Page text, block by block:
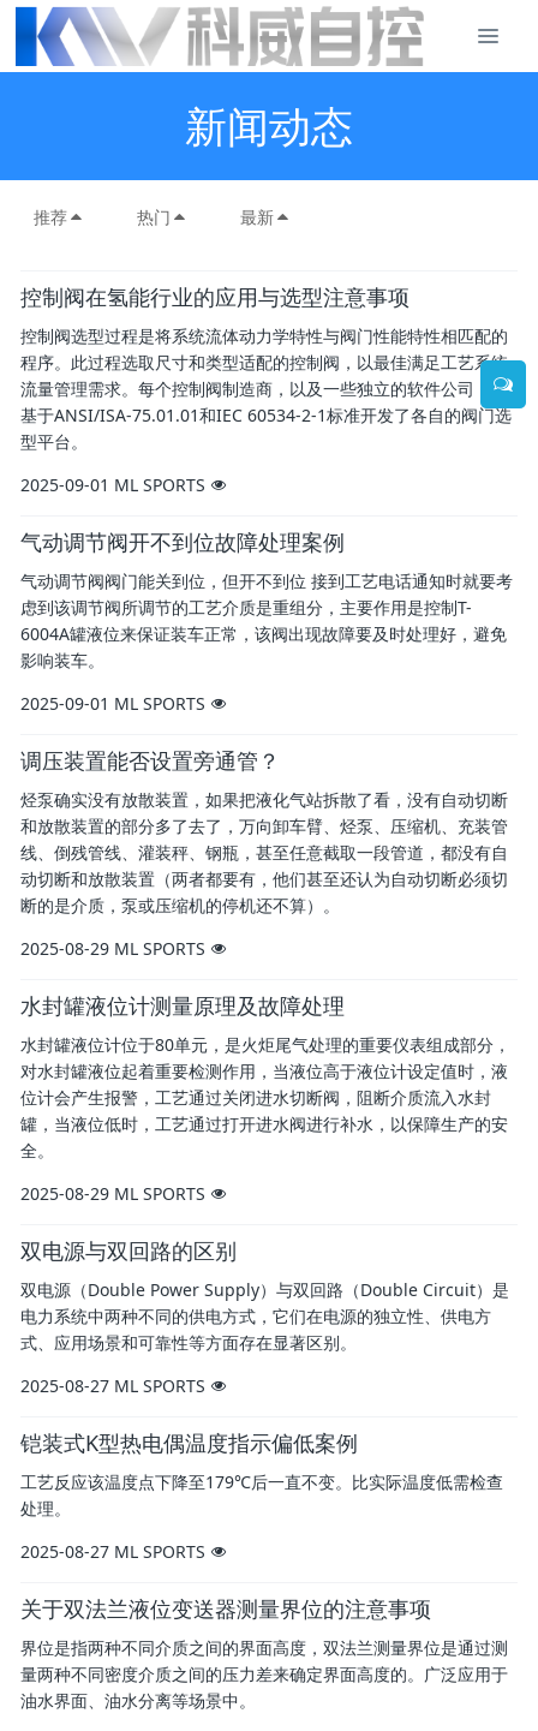
新闻动态
推荐 热门 最新
控制阀在氢能行业的应用与选型注意事项
控制阀选型过程是将系统流体动力学特性与阀门性能特性相匹配的
程序。此过程选取尺寸和类型适配的控制阀，以最佳满足工艺系统
流量管理需求。每个控制阀制造商，以及一些独立的软件公司，都
基于ANSI/ISA-75.01.01和IEC 60534-2-1标准开发了各自的阀门选
型平台。
2025-09-01 ML SPORTS
气动调节阀开不到位故障处理案例
气动调节阀阀门能关到位，但开不到位 接到工艺电话通知时就要考
虑到该调节阀所调节的工艺介质是重组分，主要作用是控制T-
6004A罐液位来保证装车正常，该阀出现故障要及时处理好，避免
影响装车。
2025-09-01 ML SPORTS
调压装置能否设置旁通管？
烃泵确实没有放散装置，如果把液化气站拆散了看，没有自动切断
和放散装置的部分多了去了，万向卸车臂、烃泵、压缩机、充装管
线、倒残管线、灌装秤、钢瓶，甚至任意截取一段管道，都没有自
动切断和放散装置（两者都要有，他们甚至还认为自动切断必须切
断的是介质，泵或压缩机的停机还不算）。
2025-08-29 ML SPORTS
水封罐液位计测量原理及故障处理
水封罐液位计位于80单元，是火炬尾气处理的重要仪表组成部分，
对水封罐液位起着重要检测作用，当液位高于液位计设定值时，液
位计会产生报警，工艺通过关闭进水切断阀，阻断介质流入水封
罐，当液位低时，工艺通过打开进水阀进行补水，以保障生产的安
全。
2025-08-29 ML SPORTS
双电源与双回路的区别
双电源（Double Power Supply）与双回路（Double Circuit）是
电力系统中两种不同的供电方式，它们在电源的独立性、供电方
式、应用场景和可靠性等方面存在显著区别。
2025-08-27 ML SPORTS
铠装式K型热电偶温度指示偏低案例
工艺反应该温度点下降至179℃后一直不变。比实际温度低需检查
处理。
2025-08-27 ML SPORTS
关于双法兰液位变送器测量界位的注意事项
界位是指两种不同介质之间的界面高度，双法兰测量界位是通过测
量两种不同密度介质之间的压力差来确定界面高度的。广泛应用于
油水界面、油水分离等场景中。